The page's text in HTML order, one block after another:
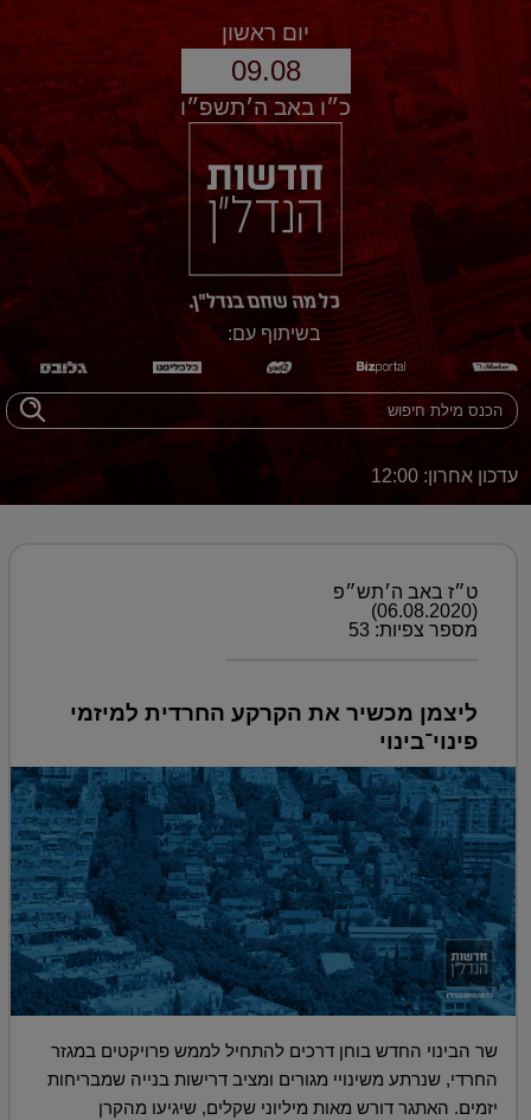
יום ראשון
09.08
כ״ו באב ה׳תשפ״ו
בשיתוף עם:
עדכון אחרון: 12:00
ט״ז באב ה׳תש״פ
(06.08.2020)
מספר צפיות: 53
ליצמן מכשיר את הקרקע החרדית למיזמי
פינוי־בינוי
שר הבינוי החדש בוחן דרכים להתחיל לממש פרויקטים במגזר
החרדי, שנרתע משינויי מגורים ומציב דרישות בנייה שמבריחות
יזמים. האתגר דורש מאות מיליוני שקלים, שיגיעו מהקרן